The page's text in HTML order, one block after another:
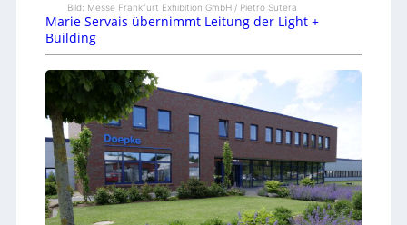
Bild: Messe Frankfurt Exhibition GmbH / Pietro Sutera
Marie Servais übernimmt Leitung der Light +
Building